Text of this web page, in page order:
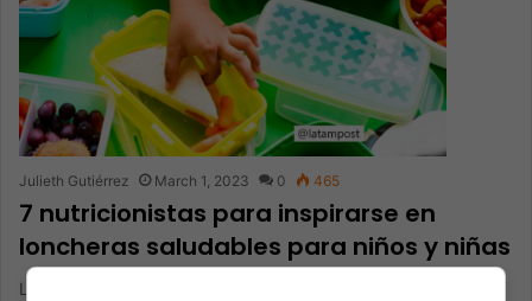
Julieth Gutiérrez March 1, 2023 0 465
7 nutricionistas para inspirarse en
loncheras saludables para niños y niñas
Los malos hábitos alimenticios en la infancia pueden traer